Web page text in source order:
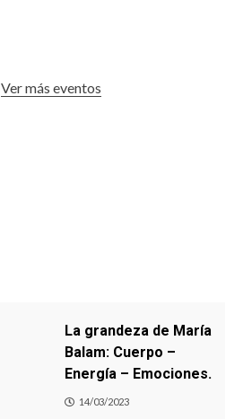
Ver más eventos
La grandeza de María
Balam: Cuerpo –
Energía – Emociones.
14/03/2023